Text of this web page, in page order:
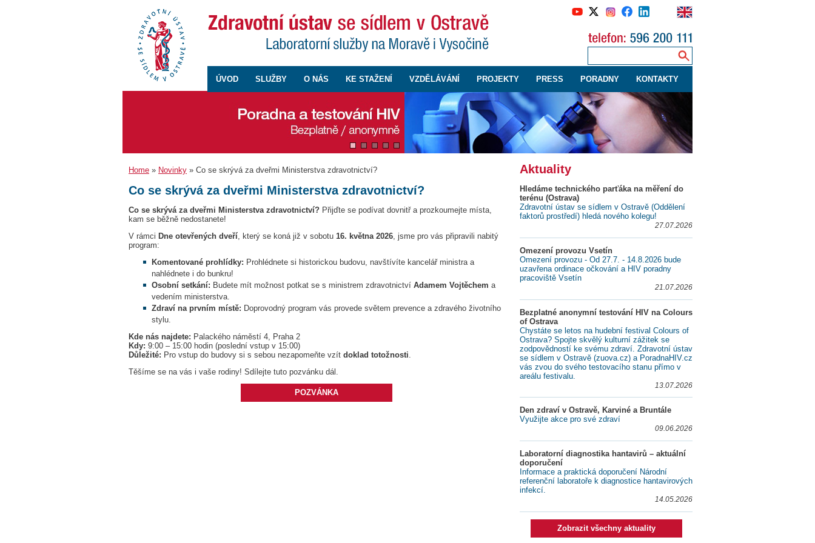
ÚVOD SLUŽBY O NÁS KE STAŽENÍ VZDĚLÁVÁNÍ PROJEKTY PRESS PORADNY KONTAKTY
Home » Novinky » Co se skrývá za dveřmi Ministerstva zdravotnictví?
Co se skrývá za dveřmi Ministerstva zdravotnictví?
Co se skrývá za dveřmi Ministerstva zdravotnictví? Přijďte se podívat dovnitř a prozkoumejte místa,
kam se běžně nedostanete!
V rámci Dne otevřených dveří, který se koná již v sobotu 16. května 2026, jsme pro vás připravili nabitý
program:
Komentované prohlídky: Prohlédnete si historickou budovu, navštívíte kancelář ministra a
nahlédnete i do bunkru!
Osobní setkání: Budete mít možnost potkat se s ministrem zdravotnictví Adamem Vojtěchem a
vedením ministerstva.
Zdraví na prvním místě: Doprovodný program vás provede světem prevence a zdravého životního
stylu.
Kde nás najdete: Palackého náměstí 4, Praha 2
Kdy: 9:00 – 15:00 hodin (poslední vstup v 15:00)
Důležité: Pro vstup do budovy si s sebou nezapomeňte vzít doklad totožnosti
Těšíme se na vás i vaše rodiny! Sdílejte tuto pozvánku dál.
POZVÁNKA
Aktuality
Hledáme technického parťáka na měření do
terénu (Ostrava)
Zdravotní ústav se sídlem v Ostravě (Oddělení
faktorů prostředí) hledá nového kolegu!
27.07.2026
Omezení provozu Vsetín
Omezení provozu - Od 27.7. - 14.8.2026 bude
uzavřena ordinace očkování a HIV poradny
pracoviště Vsetín
21.07.2026
Bezplatné anonymní testování HIV na Colours
of Ostrava
Chystáte se letos na hudební festival Colours of
Ostrava? Spojte skvělý kulturní zážitek se
zodpovědností ke svému zdraví. Zdravotní ústav
se sídlem v Ostravě (zuova.cz) a PoradnaHIV.cz
vás zvou do svého testovacího stanu přímo v
areálu festivalu.
13.07.2026
Den zdraví v Ostravě, Karviné a Bruntále
Využijte akce pro své zdraví
09.06.2026
Laboratorní diagnostika hantavirů – aktuální
doporučení
Informace a praktická doporučení Národní
referenční laboratoře k diagnostice hantavirových
infekcí.
14.05.2026
Zobrazit všechny aktuality